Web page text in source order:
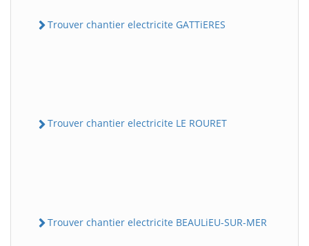
Trouver chantier electricite GATTiERES
Trouver chantier electricite LE ROURET
Trouver chantier electricite BEAULiEU-SUR-MER